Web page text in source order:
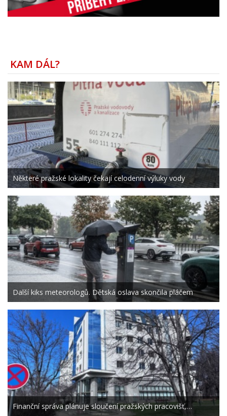
KAM DÁL?
Některé pražské lokality čekají celodenní výluky vody
Další kiks meteorologů. Dětská oslava skončila pláčem
Finanční správa plánuje sloučení pražských pracovišť,…